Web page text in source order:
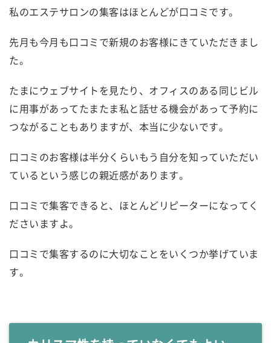
私のエステサロンの集客はほとんどが口コミです。
先月も今月も口コミで新規のお客様にきていただきまし
た。
たまにウェブサイトを見たり、オフィスのある同じビル
に用事があってたまたま私と話せる機会があって予約に
つながることもありますが、本当に少ないです。
口コミのお客様は半分くらいもう自分を知っていただい
ているという感じの親近感があります。
口コミで集客できると、ほとんどリピーターになってく
ださいますよ。
口コミで集客するのに大切なことをいくつか挙げていま
す。